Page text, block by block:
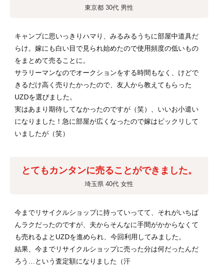
東京都 30代 男性
キャンプに思いっきりハマり、みるみるうちに部屋中道具だ
らけ。嫁にも白い目で見られ始めたので使用頻度の低いもの
をまとめて売ることに。
サラリーマンなのでオークションをする時間もなく、けどで
きるだけ高く売りたかったので、友人から教えてもらった
UZDを選びました。
実はあまり期待してなかったのですが（笑）、いいお小遣い
になりました！急に部屋が広くなったので嫁はビックリして
いましたが（笑）
とてもカンタンに売ることができました。
埼玉県 40代 女性
今までリサイクルショップに持っていってて、それがいちば
んラクだったのですが、夫からそんなに手間がかからなくて
も売れるよとUZDを進められ、今回利用してみました。
結果、今までリサイクルショップに売った分は何だったんだ
ろう…という査定額になりました（汗